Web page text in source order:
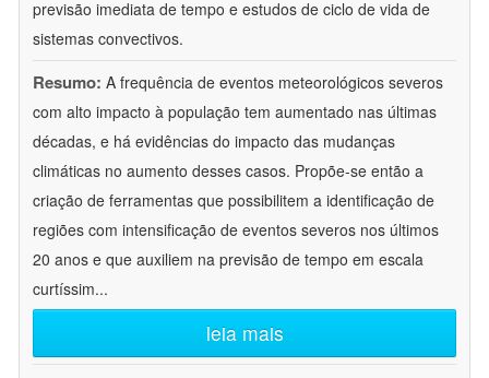
previsão imediata de tempo e estudos de ciclo de vida de
sistemas convectivos.
Resumo: A frequência de eventos meteorológicos severos
com alto impacto à população tem aumentado nas últimas
décadas, e há evidências do impacto das mudanças
climáticas no aumento desses casos. Propõe-se então a
criação de ferramentas que possibilitem a identificação de
regiões com intensificação de eventos severos nos últimos
20 anos e que auxiliem na previsão de tempo em escala
curtíssim...
leia mais